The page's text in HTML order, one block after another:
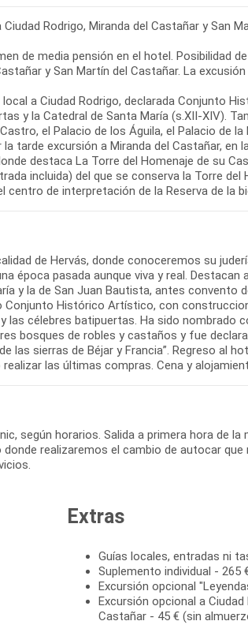
Rodrigo, Miranda del Castañar y San
de media pensión en el hotel. Posibilidad
y San Martín del Castañar. La
a Ciudad Rodrigo, declarada Conjunto
y la Catedral de Santa María (s.XII-XIV).
el Palacio de los Águila, el Palacio de
tarde excursión a Miranda del Castañar, en
destaca La Torre del Homenaje de su
incluida) del que se conserva la Torre
centro de interpretación de la Reserva de la
de Hervás, donde conoceremos su
época pasada aunque viva y real.
y la de San Juan Bautista, antes convento
Conjunto Histórico Artístico, con
las célebres batipuertas. Ha sido nombrado
bosques de robles y castaños y fue
las sierras de Béjar y Francia”. Regreso al
las últimas compras. Cena y
según horarios. Salida a primera hora de
realizaremos el cambio de autocar
Extras
Guías locales, entradas ni
Suplemento individual - 265
Excursión opcional
Excursión opcional a
Castañar - 45 € (sin